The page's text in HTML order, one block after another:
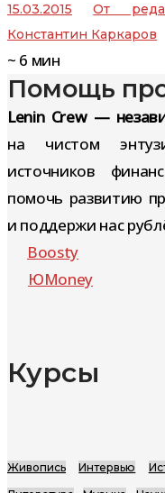
15.03.2015 От
Константин Каркаров
~ 6 мин
Помощь
Lenin Crew —
на чистом
источников
помочь развитию
и поддержи нас
Boosty
ЮMoney
Курсы
Живопись Интервью